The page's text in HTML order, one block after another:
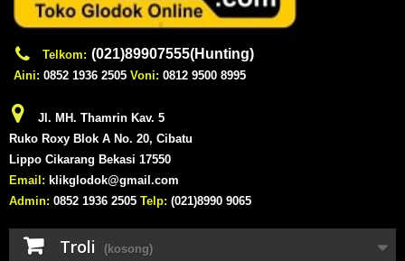
Telkom: (021)89907555(Hunting)
Aini: 0852 1936 2505 Voni: 0812 9500 8995
Jl. MH. Thamrin Kav. 5
Ruko Roxy Blok A No. 20, Cibatu
Lippo Cikarang Bekasi 17550
Email: klikglodok@gmail.com
Admin: 0852 1936 2505 Telp: (021)8990 9065
Troli (kosong)